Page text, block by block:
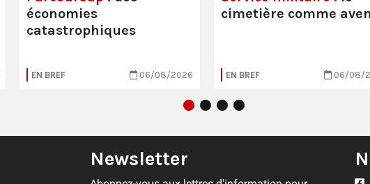
économies
catastrophiques
EN BREF 06/08/2026
cimetière comme
EN BREF 06/08/
Newsletter